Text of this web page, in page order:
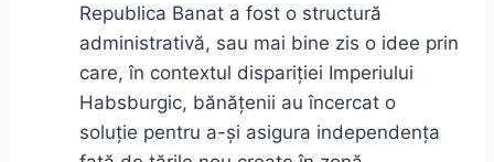
Republica Banat a fost o structură
administrativă, sau mai bine zis o idee prin
care, în contextul dispariției Imperiului
Habsburgic, bănățenii au încercat o
soluție pentru a-și asigura independența